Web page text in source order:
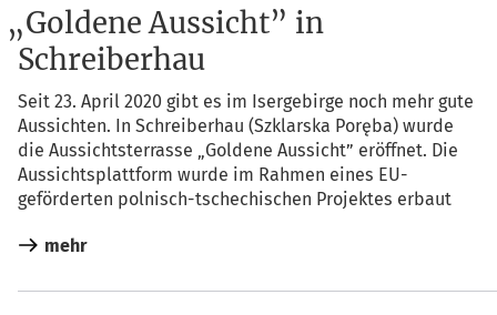
„Goldene Aussicht” in
Schreiberhau
Seit 23. April 2020 gibt es im Iser­ge­bir­ge noch mehr gute
Aus­sich­ten. In Schrei­ber­hau (Szklars­ka Porę­ba) wur­de
die Aus­sichts­ter­ras­se „Gol­de­ne Aus­sicht” eröff­net. Die
Aus­sichts­platt­form wur­de im Rah­men eines EU-
geför­der­ten pol­nisch-tsche­chi­schen Pro­jek­tes erbaut
mehr